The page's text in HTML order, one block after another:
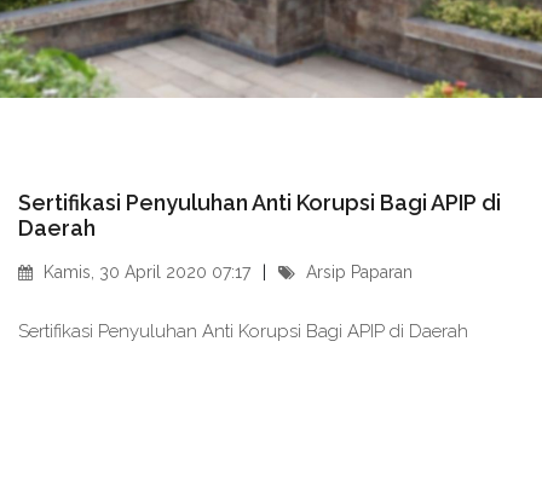
Sertifikasi Penyuluhan Anti Korupsi Bagi APIP di
Daerah
Kamis, 30 April 2020 07:17 Arsip Paparan
Sertifikasi Penyuluhan Anti Korupsi Bagi APIP di Daerah